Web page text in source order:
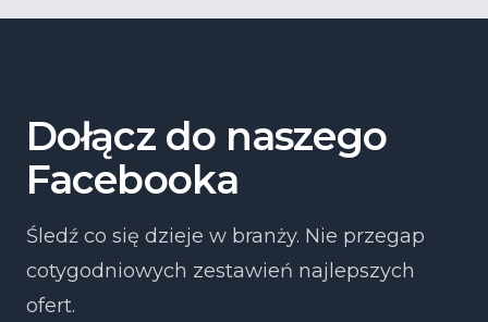
Dołącz do naszego
Facebooka
Śledź co się dzieje w branży. Nie przegap
cotygodniowych zestawień najlepszych
ofert.